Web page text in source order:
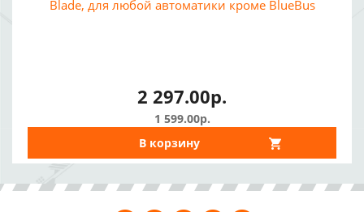
Blade, для любой автоматики кроме BlueBus
2 297.00р.
1 599.00р.
В корзину